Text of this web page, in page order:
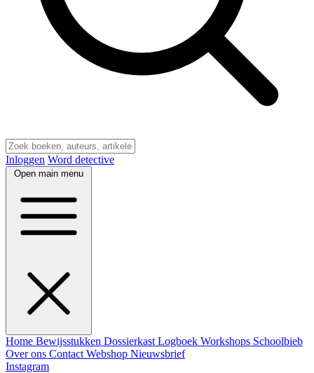
Inloggen Word detective
Open main menu
Home Bewijsstukken Dossierkast Logboek Workshops Schoolbieb
Over ons Contact Webshop Nieuwsbrief
Instagram